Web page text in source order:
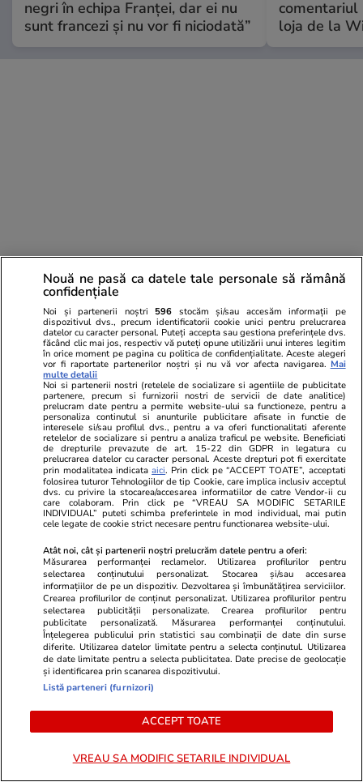
negri în echipa Franței, dar ei nu
sunt francezi și nu vor fi niciodată”
loja de la
PARTENERI
Mediafax.ro
Final dramatic la San Fermin. Doi
spanioli au fost răniți de tauri în
ultima zi a festivalului
StirileKanalD.ro
Sorin
lui Veștea
PROMO
Nouă ne pasă ca datele tale personale să rămână
confidențiale
Noi și partenerii noștri 596 stocăm și/sau accesăm informații pe
dispozitivul dvs., precum identificatorii cookie unici pentru prelucrarea
datelor cu caracter personal. Puteți accepta sau gestiona preferințele dvs.
făcând clic mai jos, respectiv vă puteți opune utilizării unui interes legitim
în orice moment pe pagina cu politica de confidențialitate. Aceste alegeri
vor fi raportate partenerilor noștri și nu vă vor afecta navigarea. Mai
multe detalii
Noi si partenerii nostri (retelele de socializare si agentiile de publicitate
partenere, precum si furnizorii nostri de servicii de date analitice)
prelucram date pentru a permite website-ului sa functioneze, pentru a
personaliza continutul si anunturile publicitare afisate in functie de
interesele si/sau profilul dvs., pentru a va oferi functionalitati aferente
retelelor de socializare si pentru a analiza traficul pe website. Beneficiati
de drepturile prevazute de art. 15-22 din GDPR in legatura cu
prelucrarea datelor cu caracter personal. Aceste drepturi pot fi exercitate
prin modalitatea indicataaici. Prin click pe “ACCEPT TOATE”, acceptati
folosirea tuturor Tehnologiilor de tip Cookie, care implica inclusiv acceptul
dvs. cu privire la stocarea/accesarea informatiilor de catre Vendor-ii cu
care colaboram. Prin click pe “VREAU SA MODIFIC SETARILE
INDIVIDUAL” puteti schimba preferintele in mod individual, mai putin
cele legate de cookie strict necesare pentru functionarea website-ului.
Atât noi, cât și partenerii noștri prelucrăm datele pentru a oferi:
Măsurarea performanței reclamelor. Utilizarea profilurilor pentru
selectarea conținutului personalizat. Stocarea și/sau accesarea
informațiilor de pe un dispozitiv. Dezvoltarea și îmbunătățirea serviciilor.
Crearea profilurilor de conținut personalizat. Utilizarea profilurilor pentru
selectarea publicității personalizate. Crearea profilurilor pentru
publicitate personalizată. Măsurarea performanței conținutului.
Înțelegerea publicului prin statistici sau combinații de date din surse
diferite. Utilizarea datelor limitate pentru a selecta conținutul. Utilizarea
de date limitate pentru a selecta publicitatea. Date precise de geolocație
și identificarea prin scanarea dispozitivului.
Listă parteneri (furnizori)
ACCEPT TOATE
VREAU SA MODIFIC SETARILE INDIVIDUAL